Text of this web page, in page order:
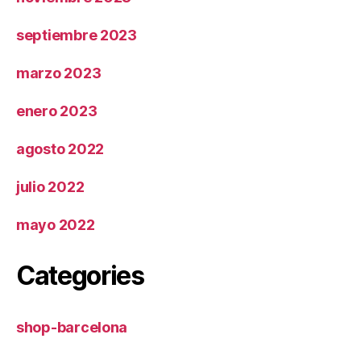
septiembre 2023
marzo 2023
enero 2023
agosto 2022
julio 2022
mayo 2022
Categories
shop-barcelona